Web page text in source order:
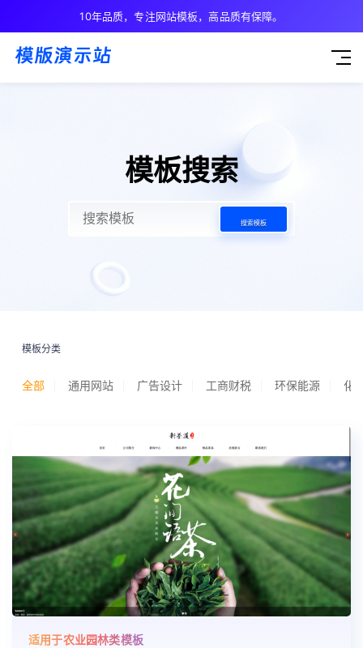
10年品质，专注网站模板，高品质有保障。
模板搜索
搜索模板
模板分类
全部 通用网站 广告设计 工商财税 环保能源 化
适用于农业园林类模板